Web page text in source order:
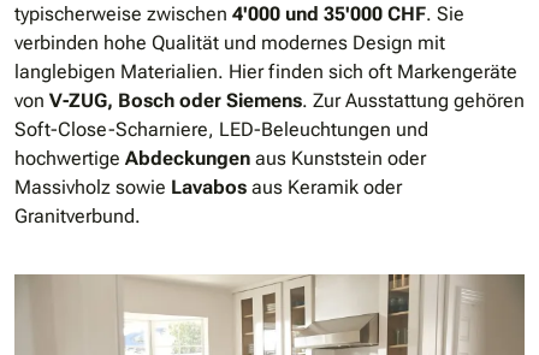
typischerweise zwischen 4'000 und 35'000 CHF. Sie
verbinden hohe Qualität und modernes Design mit
langlebigen Materialien. Hier finden sich oft Markengeräte
von V-ZUG, Bosch oder Siemens. Zur Ausstattung gehören
Soft-Close-Scharniere, LED-Beleuchtungen und
hochwertige Abdeckungen aus Kunststein oder
Massivholz sowie Lavabos aus Keramik oder
Granitverbund.